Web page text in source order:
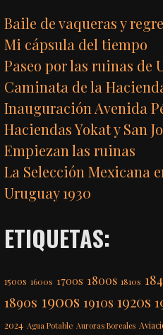
Baile de vaqueras y
Mi cápsula del tiempo
Paseo por las ruinas de
Caminata de la
Inauguración Avenida
Haciendas Yokat y San
Empiezan las ruinas
La Selección Mexicana
Uruguay 1930
ETIQUETAS:
1500s 1600s 1700s 1800s 1810s
1890s 1900s 1910s 1920s
2024 Agua Potable Auroras Boreales